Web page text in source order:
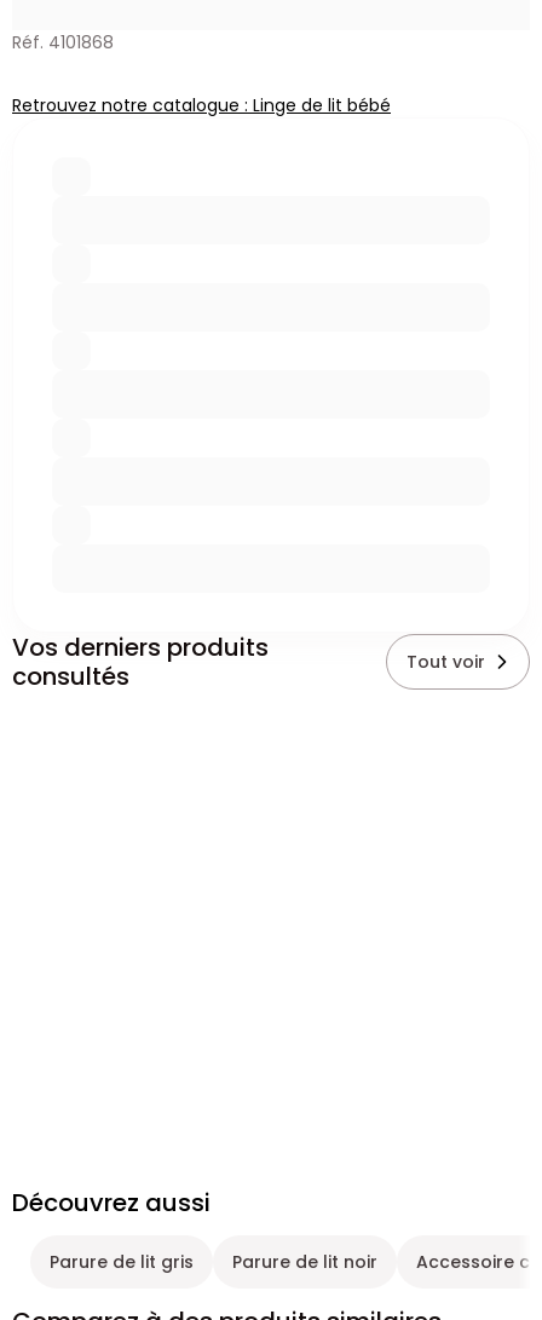
Réf. 4101868
Retrouvez notre catalogue : Linge de lit bébé
Vos derniers produits
consultés
Tout voir
Découvrez aussi
Parure de lit gris Parure de lit noir Accessoire